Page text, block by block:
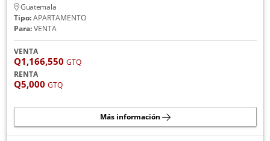
Guatemala
Tipo:APARTAMENTO
Para:VENTA
VENTA
Q1,166,550 GTQ
RENTA
Q5,000 GTQ
Más información